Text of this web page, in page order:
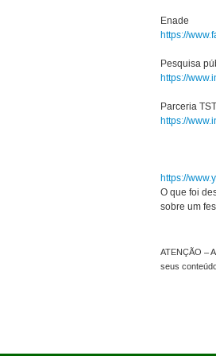
Enade
https://
Pesquisa
https://
Parceria TST
https://
https://
O que foi
sobre um
ATENÇÃO –
seus